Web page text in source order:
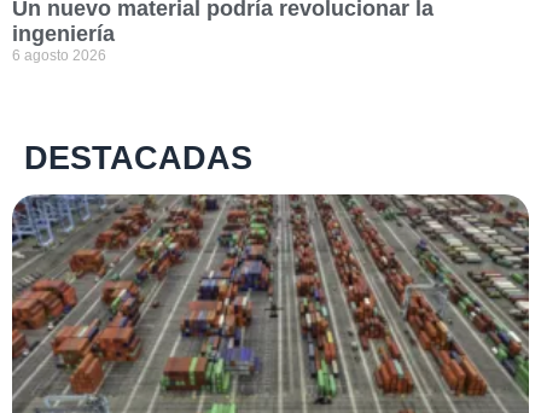
Un nuevo material podría revolucionar la
ingeniería
6 agosto 2026
DESTACADAS